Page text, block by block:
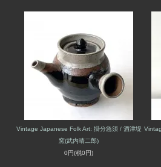
Vintage Japanese Folk Art: 掛分急須 / 酒津堤
窯(武内晴二郎)
0円(税0円)